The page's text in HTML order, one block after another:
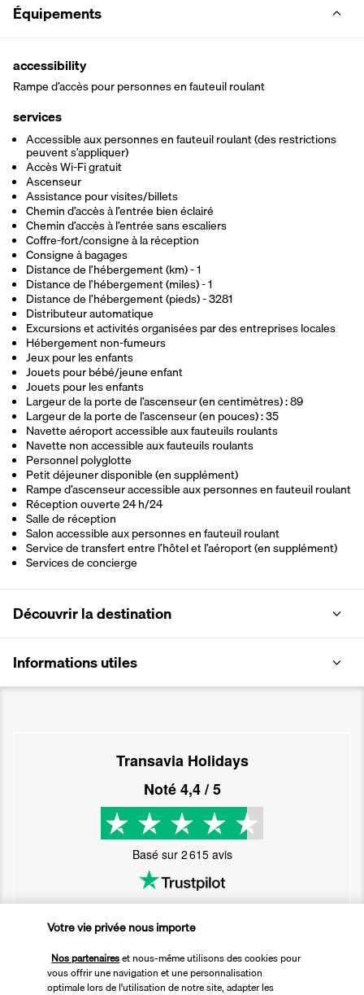
Équipements
accessibility
Rampe d’accès pour personnes en fauteuil roulant
services
Accessible aux personnes en fauteuil roulant (des restrictions
peuvent s’appliquer)
Accès Wi-Fi gratuit
Ascenseur
Assistance pour visites/billets
Chemin d’accès à l’entrée bien éclairé
Chemin d’accès à l’entrée sans escaliers
Coffre-fort/consigne à la réception
Consigne à bagages
Distance de l’hébergement (km) - 1
Distance de l’hébergement (miles) - 1
Distance de l’hébergement (pieds) - 3281
Distributeur automatique
Excursions et activités organisées par des entreprises locales
Hébergement non-fumeurs
Jeux pour les enfants
Jouets pour bébé/jeune enfant
Jouets pour les enfants
Largeur de la porte de l’ascenseur (en centimètres) : 89
Largeur de la porte de l’ascenseur (en pouces) : 35
Navette aéroport accessible aux fauteuils roulants
Navette non accessible aux fauteuils roulants
Personnel polyglotte
Petit déjeuner disponible (en supplément)
Rampe d’ascenseur accessible aux personnes en fauteuil roulant
Réception ouverte 24 h/24
Salle de réception
Salon accessible aux personnes en fauteuil roulant
Service de transfert entre l’hôtel et l’aéroport (en supplément)
Services de concierge
Découvrir la destination
Informations utiles
Transavia Holidays
Noté4,4/ 5
Basé sur 2 615avis
Nos experts à votre écoute
Votre vie privée nous importe
Nos partenaireset nous-même utilisons des cookies pour
vous offrir une navigation et une personnalisation
optimale lors de l'utilisation de notre site, adapter les